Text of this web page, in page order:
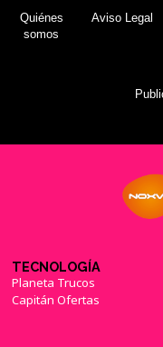
Quiénes
somos
Aviso Legal
TECNOLOGÍA
Planeta Trucos
Capitán Ofertas